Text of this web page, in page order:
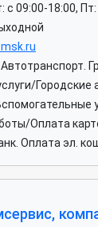
c 09:00-18:00,
Автотранспорт.
Городские
Оплата
Оплата эл.